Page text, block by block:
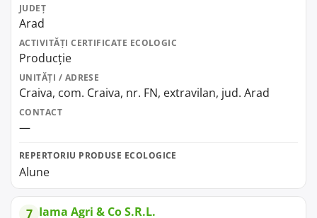
JUDEȚ
Arad
ACTIVITĂȚI CERTIFICATE ECOLOGIC
Producție
UNITĂȚI / ADRESE
Craiva, com. Craiva, nr. FN, extravilan, jud. Arad
CONTACT
—
REPERTORIU PRODUSE ECOLOGICE
Alune
7 Iama Agri & Co S.R.L.